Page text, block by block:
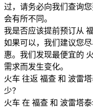
过，请务必向我们查询
会有所不同。
我是否应该提前预订从
如果可以，我们建议您
惠。我们发现最便宜的
需求而发生变化。
火车 往返 福查 和 波雷
少？
火车 在 福查 和 波雷塔